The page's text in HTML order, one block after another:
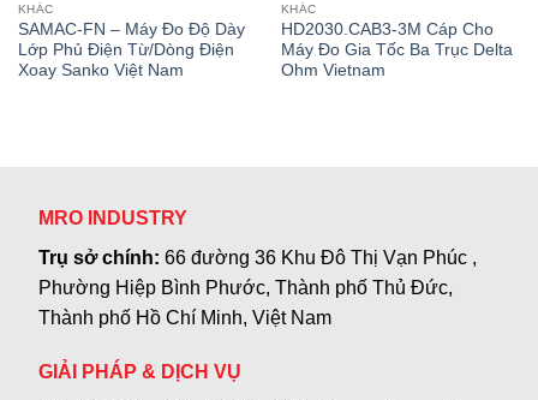
KHÁC
SAMAC-FN – Máy Đo Độ Dày
Lớp Phủ Điện Từ/Dòng Điện
Xoay Sanko Việt Nam
KHÁC
HD2030.CAB3-3M Cáp Cho
Máy Đo Gia Tốc Ba Trục Delta
Ohm Vietnam
MRO INDUSTRY
Trụ sở chính:66 đường 36 Khu Đô Thị Vạn Phúc ,
Phường Hiệp Bình Phước, Thành phố Thủ Đức,
Thành phố Hồ Chí Minh, Việt Nam
GIẢI PHÁP & DỊCH VỤ